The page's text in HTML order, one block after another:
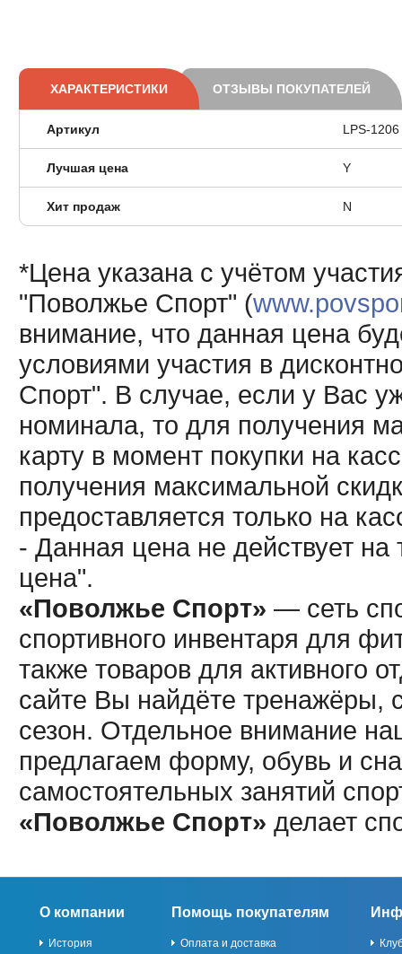
ХАРАКТЕРИСТИКИ ОТЗЫВЫ ПОКУПАТЕЛЕЙ
Артикул LPS-1206
Лучшая цена Y
Хит продаж N
*Цена указана с учётом
"Поволжье Спорт" (
внимание, что данная цена
условиями участия в
Спорт". В случае, если у Вас
номинала, то для получения
карту в момент покупки на
получения максимальной
предоставляется только на
- Данная цена не действует
цена".
«Поволжье Спорт» — сеть
спортивного инвентаря для
также товаров для активного
сайте Вы найдёте тренажёры,
сезон. Отдельное внимание
предлагаем форму, обувь и
самостоятельных занятий
«Поволжье Спорт» делает
О компании
История
Помощь покупателям
Оплата и доставка